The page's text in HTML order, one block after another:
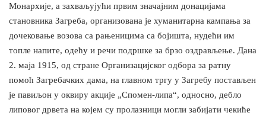
Монархије, а захваљујући првим значајним донацијама
становника Загреба, организована је хуманитарна кампања за
дочековање возова са рањеницима са бојишта, нудећи им
топле напите, одећу и речи подршке за брзо оздрављење. Дана
2. маја 1915, од стране Организацијског одбора за ратну
помоћ Загребачких дама, на главном тргу у Загребу постављен
је павиљон у оквиру акције „Спомен-липа“, односно, дебло
липовог дрвета на којем су пролазници могли забијати чекиће